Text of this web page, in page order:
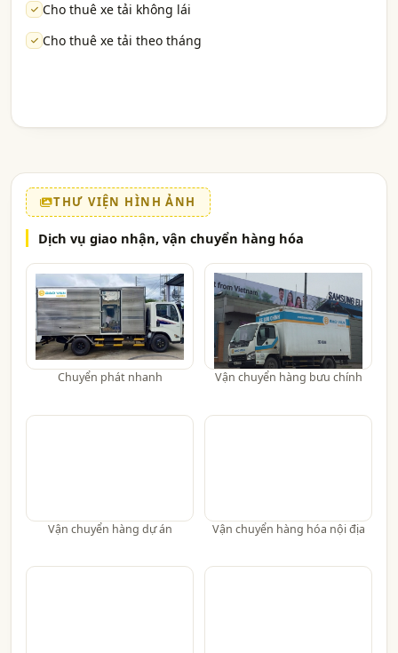
Cho thuê xe tải không lái
Cho thuê xe tải theo tháng
THƯ VIỆN HÌNH ẢNH
Dịch vụ giao nhận, vận chuyển hàng hóa
Chuyển phát nhanh Vận chuyển hàng bưu chính
Vận chuyển hàng dự án Vận chuyển hàng hóa nội địa